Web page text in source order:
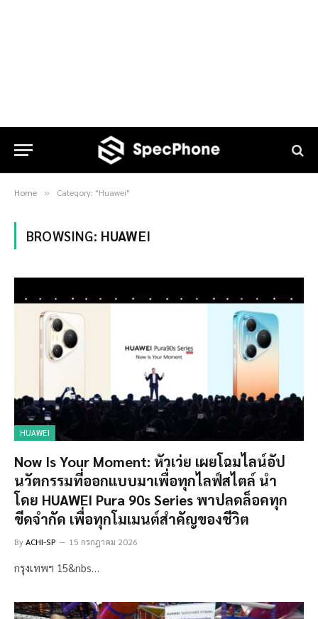
Home » Category: "Huawei"
BROWSING: HUAWEI
HUAWEI
Now Is Your Moment: หัวเว่ย เผยโฉมไลน์อัป
นวัตกรรมที่ออกแบบมาเพื่อทุกไลฟ์สไตล์ นำ
โดย HUAWEI Pura 90s Series พาปลดล็อคทุก
ขีดจำกัด เพื่อทุกโมเมนต์สำคัญของชีวิต
ByACHI-SP 15 กรกฎาคม 2026
กรุงเทพฯ 15&nbs…